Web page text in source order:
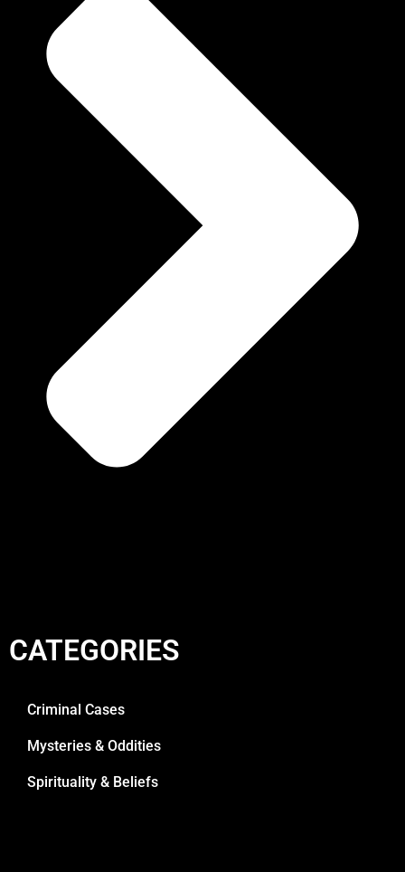
CATEGORIES
Criminal Cases
Mysteries & Oddities
Spirituality & Beliefs